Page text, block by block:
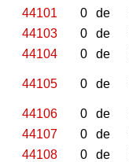
44101
0 de
44103
0 de
44104
0 de
44105 0 de
44106
0 de
44107
0 de
44108
0 de